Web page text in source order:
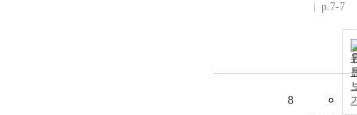
p.7-7
8